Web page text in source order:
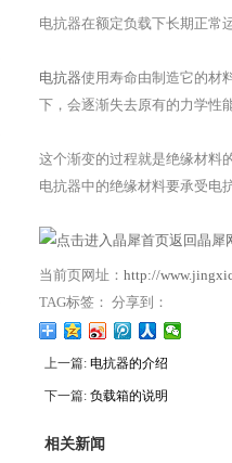
电抗器在额定负载下长期正常
电抗器使用寿命由制造它的材
下，会逐渐失去原有的力学性
这个渐变的过程就是绝缘材料
电抗器中的绝缘材料要承受电
返回晶犀
当前页网址： http://
TAG标签： 分享到：
上一篇: 电抗器的介绍
下一篇: 负载箱的说明
相关新闻